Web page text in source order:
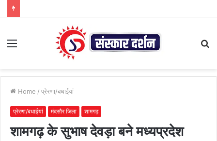
Menu
Home / प्रेरणा/बधाईयां
प्रेरणा/बधाईयां मंदसौर जिला शामगढ़
शामगढ़ के सुभाष देवड़ा बने मध्यप्रदेश